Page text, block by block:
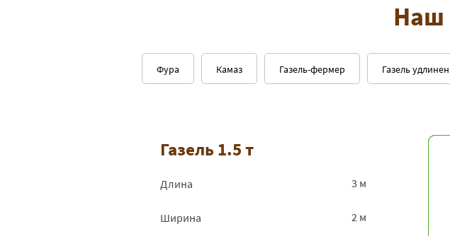
Наш
Газель
Газель-фермер
Камаз
Фура
Газель 1.5 т
Длина 3 м
Ширина 2 м